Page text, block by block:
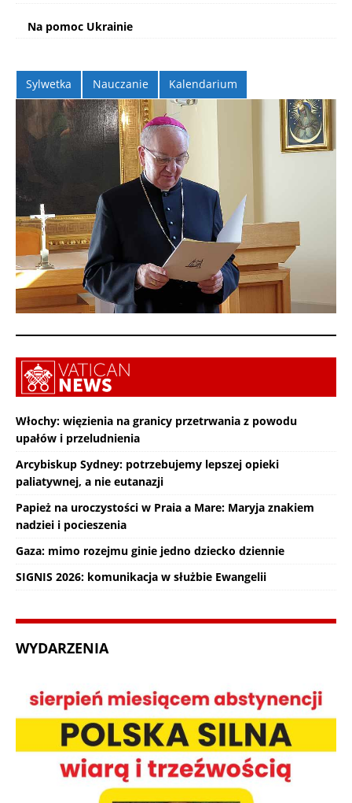
Na pomoc Ukrainie
Sylwetka Nauczanie Kalendarium
Włochy: więzienia na granicy przetrwania z powodu
upałów i przeludnienia
Arcybiskup Sydney: potrzebujemy lepszej opieki
paliatywnej, a nie eutanazji
Papież na uroczystości w Praia a Mare: Maryja znakiem
nadziei i pocieszenia
Gaza: mimo rozejmu ginie jedno dziecko dziennie
SIGNIS 2026: komunikacja w służbie Ewangelii
WYDARZENIA